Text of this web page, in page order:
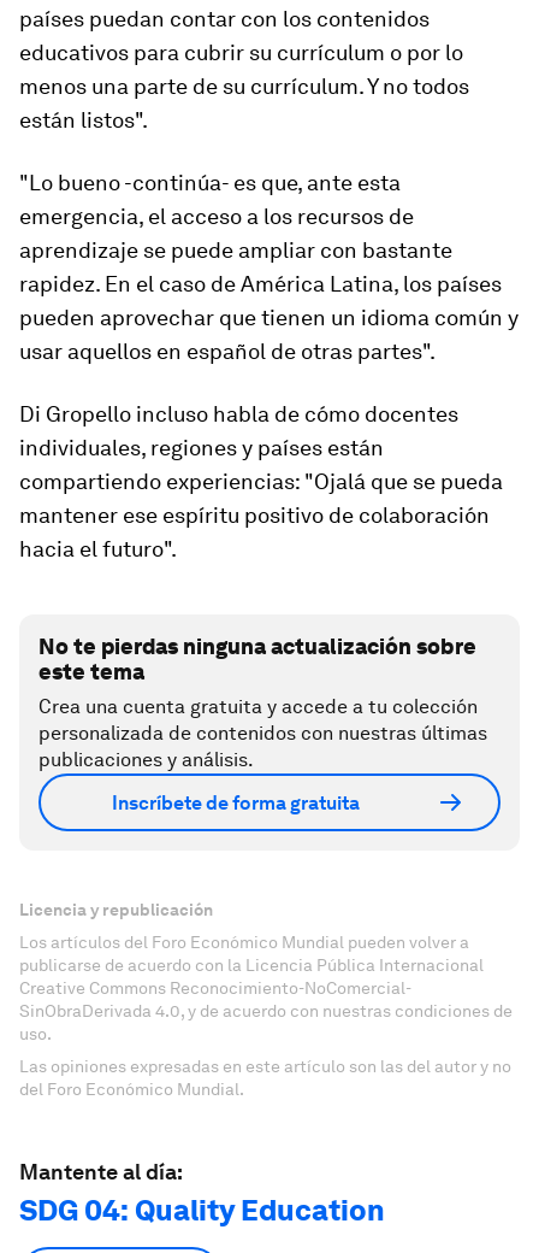
países puedan contar con los contenidos
educativos para cubrir su currículum o por lo
menos una parte de su currículum. Y no todos
están listos".
"Lo bueno -continúa- es que, ante esta
emergencia, el acceso a los recursos de
aprendizaje se puede ampliar con bastante
rapidez. En el caso de América Latina, los países
pueden aprovechar que tienen un idioma común y
usar aquellos en español de otras partes".
Di Gropello incluso habla de cómo docentes
individuales, regiones y países están
compartiendo experiencias: "Ojalá que se pueda
mantener ese espíritu positivo de colaboración
hacia el futuro".
No te pierdas ninguna actualización sobre
este tema
Crea una cuenta gratuita y accede a tu colección
personalizada de contenidos con nuestras últimas
publicaciones y análisis.
Inscríbete de forma gratuita
Licencia y republicación
Los artículos del Foro Económico Mundial pueden volver a
publicarse de acuerdo con la Licencia Pública Internacional
Creative Commons Reconocimiento-NoComercial-
SinObraDerivada 4.0, y de acuerdo con nuestras condiciones de
uso.
Las opiniones expresadas en este artículo son las del autor y no
del Foro Económico Mundial.
Mantente al día:
SDG 04: Quality Education